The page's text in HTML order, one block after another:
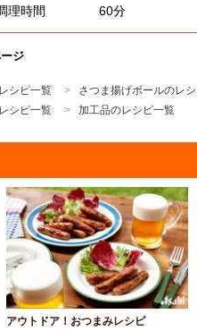
理時間
60分
ジ
シピ一覧
さつま揚げボールのレ
シピ一覧 加工品のレシピ一覧
アウトドア！おつまみレシピ